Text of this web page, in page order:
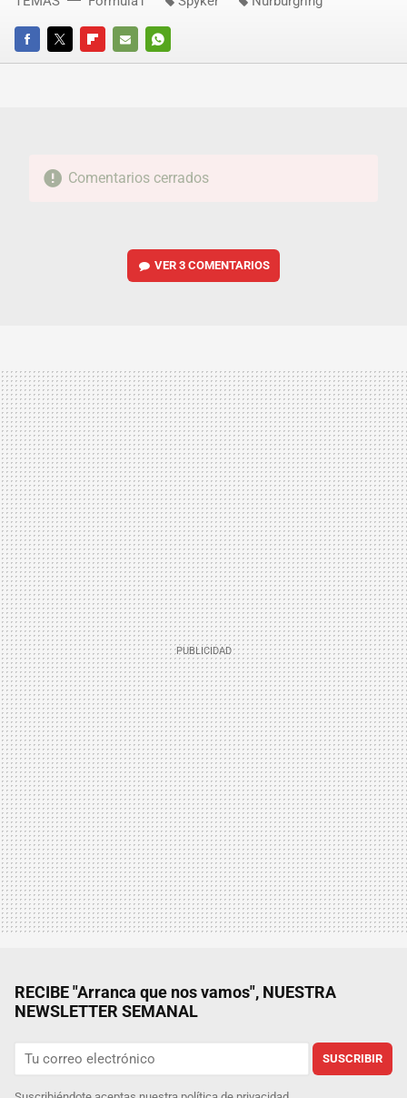
FACEBOOKTWITTERFLIPBOARD
E-
WHATSAPP
Comentarios cerrados
VER3 COMENTARIOS
RECIBE "Arranca que nos vamos", NUESTRA
NEWSLETTER SEMANAL
SUSCRIBIR